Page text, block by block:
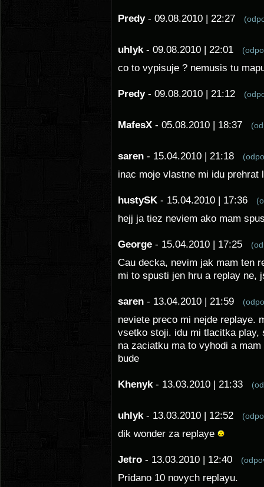
Predy - 09.08.2010 | 22:27
uhlyk - 09.08.2010 | 22:01
co to vypisuje ? nemusis tu
Predy - 09.08.2010 | 21:12
MafesX - 05.08.2010 | 18:37
saren - 15.04.2010 | 21:18
inac moje vlastne mi idu prehrat
hustySK - 15.04.2010 | 17:36
hejj ja tiez neviem ako mam
George - 15.04.2010 | 17:25
Cau decka, nevim jak mam ten
mi to spusti jen hru a replay ne,
saren - 13.04.2010 | 21:59
neviete preco mi nejde replaye.
vsetko stoji. idu mi tlacitka
na zaciatku ma to vyhodi a
bude
Khenyk - 13.03.2010 | 21:33
uhlyk - 13.03.2010 | 12:52
dik wonder za replaye
Jetro - 13.03.2010 | 12:40
Pridano 10 novych replayu.